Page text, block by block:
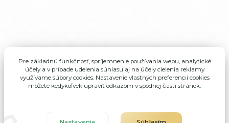
Pre základnú funkčnosť, spríjemnenie používania webu, analytické
účely a v prípade udelenia súhlasu aj na účely cielenia reklamy
využívame súbory cookies. Nastavenie vlastných preferencií cookies
môžete kedykoľvek upraviť odkazom v spodnej časti stránok.